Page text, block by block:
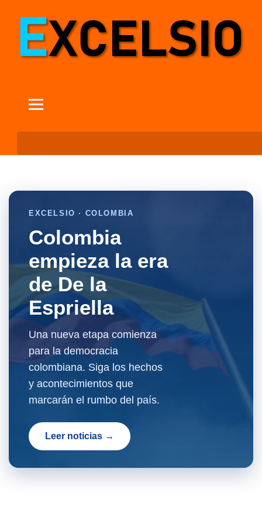
EXCELSIO · COLOMBIA
Colombia
empieza la era
de De la
Espriella
Una nueva etapa comienza
para la democracia
colombiana. Siga los hechos
y acontecimientos que
marcarán el rumbo del país.
Leer noticias →